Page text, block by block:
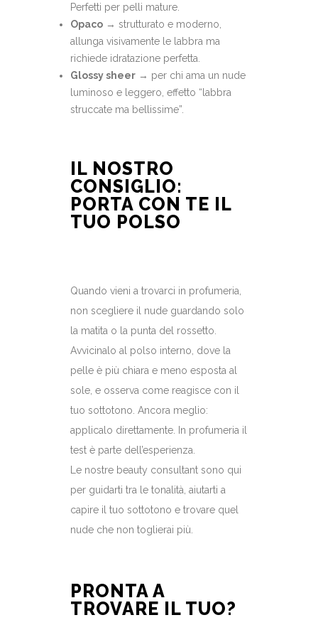
Perfetti per pelli mature.
Opaco → strutturato e moderno,
allunga visivamente le labbra ma
richiede idratazione perfetta.
Glossy sheer → per chi ama un nude
luminoso e leggero, effetto “labbra
struccate ma bellissime”.
IL NOSTRO
CONSIGLIO:
PORTA CON TE IL
TUO POLSO
Quando vieni a trovarci in profumeria,
non scegliere il nude guardando solo
la matita o la punta del rossetto.
Avvicinalo al polso interno, dove la
pelle è più chiara e meno esposta al
sole, e osserva come reagisce con il
tuo sottotono. Ancora meglio:
applicalo direttamente. In profumeria il
test è parte dell’esperienza.
Le nostre beauty consultant sono qui
per guidarti tra le tonalità, aiutarti a
capire il tuo sottotono e trovare quel
nude che non toglierai più.
PRONTA A
TROVARE IL TUO?